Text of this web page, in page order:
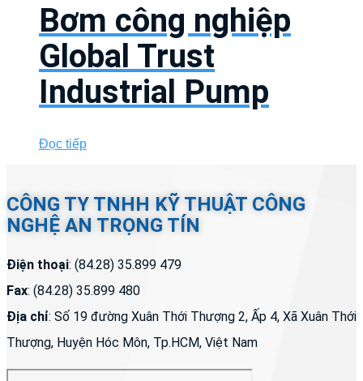
Bơm công nghiệp
Global Trust
Industrial Pump
Đọc tiếp
CÔNG TY TNHH KỸ THUẬT CÔNG
NGHỆ AN TRỌNG TÍN
Điện thoại: (84.28) 35.899 479
Fax: (84.28) 35.899 480
Địa chỉ: Số 19 đường Xuân Thới Thượng 2, Ấp 4, Xã Xuân Thới
Thượng, Huyện Hóc Môn, Tp.HCM, Việt Nam